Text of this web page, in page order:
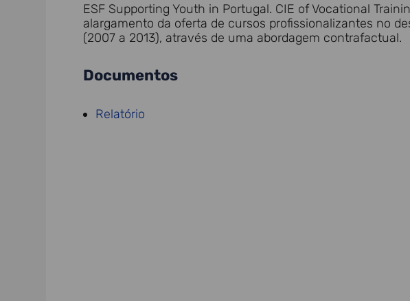
ESF Supporting Youth in Portugal. CIE of Vocational
alargamento da oferta de cursos profissionalizantes no
(2007 a 2013), através de uma abordagem contrafactual.
Documentos
Relatório